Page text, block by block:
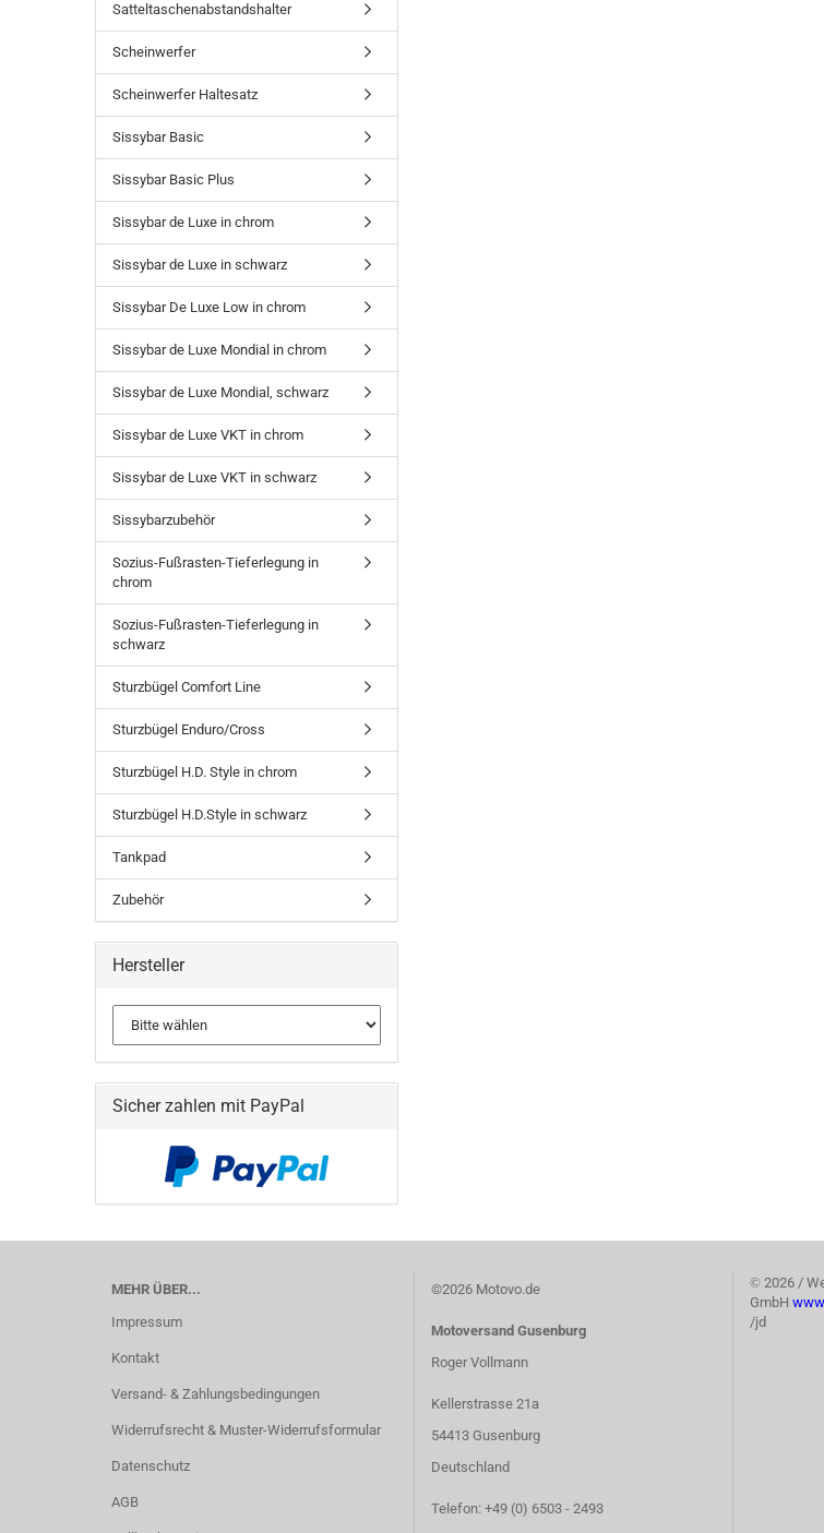
Satteltaschenabstandshalter
Scheinwerfer
Scheinwerfer Haltesatz
Sissybar Basic
Sissybar Basic Plus
Sissybar de Luxe in chrom
Sissybar de Luxe in schwarz
Sissybar De Luxe Low in chrom
Sissybar de Luxe Mondial in chrom
Sissybar de Luxe Mondial, schwarz
Sissybar de Luxe VKT in chrom
Sissybar de Luxe VKT in schwarz
Sissybarzubehör
Sozius-Fußrasten-Tieferlegung in
chrom
Sozius-Fußrasten-Tieferlegung in
schwarz
Sturzbügel Comfort Line
Sturzbügel Enduro/Cross
Sturzbügel H.D. Style in chrom
Sturzbügel H.D.Style in schwarz
Tankpad
Zubehör
Hersteller
Sicher zahlen mit PayPal
MEHR ÜBER...
Impressum
Kontakt
Versand- & Zahlungsbedingungen
Widerrufsrecht & Muster-Widerrufsformular
Datenschutz
AGB
©2026 Motovo.de
Motoversand Gusenburg
Roger Vollmann
Kellerstrasse 21a
54413 Gusenburg
Deutschland
Telefon: +49 (0) 6503 - 2493
© 2026 /
GmbH
/jd